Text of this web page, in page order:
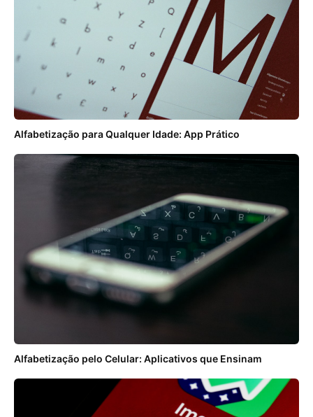
Alfabetização para Qualquer Idade: App Prático
Alfabetização pelo Celular: Aplicativos que Ensinam